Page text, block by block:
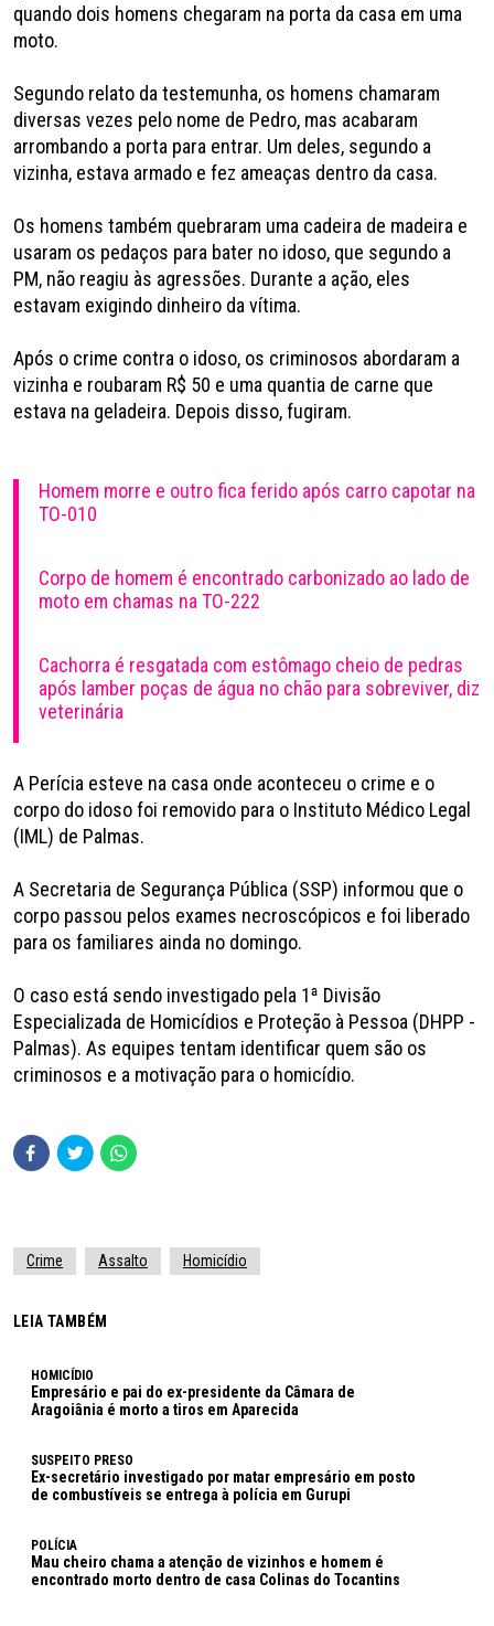
quando dois homens chegaram na porta da casa em uma
moto.
Segundo relato da testemunha, os homens chamaram
diversas vezes pelo nome de Pedro, mas acabaram
arrombando a porta para entrar. Um deles, segundo a
vizinha, estava armado e fez ameaças dentro da casa.
Os homens também quebraram uma cadeira de madeira e
usaram os pedaços para bater no idoso, que segundo a
PM, não reagiu às agressões. Durante a ação, eles
estavam exigindo dinheiro da vítima.
Após o crime contra o idoso, os criminosos abordaram a
vizinha e roubaram R$ 50 e uma quantia de carne que
estava na geladeira. Depois disso, fugiram.
Homem morre e outro fica ferido após carro capotar na
TO-010
Corpo de homem é encontrado carbonizado ao lado de
moto em chamas na TO-222
Cachorra é resgatada com estômago cheio de pedras
após lamber poças de água no chão para sobreviver, diz
veterinária
A Perícia esteve na casa onde aconteceu o crime e o
corpo do idoso foi removido para o Instituto Médico Legal
(IML) de Palmas.
A Secretaria de Segurança Pública (SSP) informou que o
corpo passou pelos exames necroscópicos e foi liberado
para os familiares ainda no domingo.
O caso está sendo investigado pela 1ª Divisão
Especializada de Homicídios e Proteção à Pessoa (DHPP -
Palmas). As equipes tentam identificar quem são os
criminosos e a motivação para o homicídio.
Crime Assalto Homicídio
LEIA TAMBÉM
HOMICÍDIO
Empresário e pai do ex-presidente da Câmara de
Aragoiânia é morto a tiros em Aparecida
SUSPEITO PRESO
Ex-secretário investigado por matar empresário em posto
de combustíveis se entrega à polícia em Gurupi
POLÍCIA
Mau cheiro chama a atenção de vizinhos e homem é
encontrado morto dentro de casa Colinas do Tocantins